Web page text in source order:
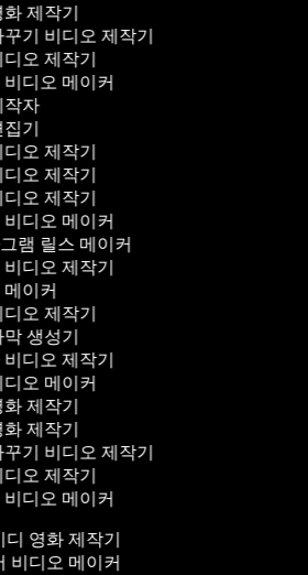
화 제작기
꾸기 비디오 제작기
디오 제작기
비디오 메이커
작자
집기
디오 제작기
디오 제작기
디오 제작기
비디오 메이커
그램 릴스 메이커
비디오 제작기
메이커
디오 제작기
막 생성기
비디오 제작기
디오 메이커
화 제작기
화 제작기
꾸기 비디오 제작기
디오 제작기
비디오 메이커
영화 제작기
비디오 메이커